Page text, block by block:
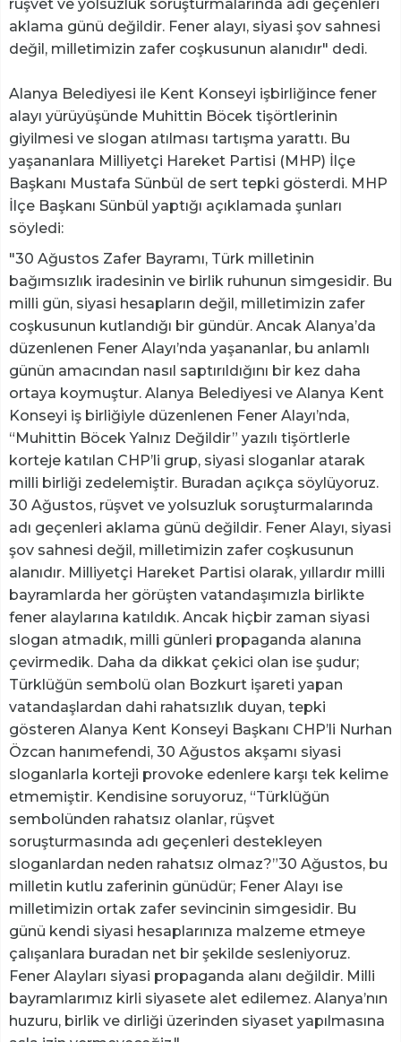
rüşvet ve yolsuzluk soruşturmalarında adı geçenleri
aklama günü değildir. Fener alayı, siyasi şov sahnesi
değil, milletimizin zafer coşkusunun alanıdır" dedi.
Alanya Belediyesi ile Kent Konseyi işbirliğince fener
alayı yürüyüşünde Muhittin Böcek tişörtlerinin
giyilmesi ve slogan atılması tartışma yarattı. Bu
yaşananlara Milliyetçi Hareket Partisi (MHP) İlçe
Başkanı Mustafa Sünbül de sert tepki gösterdi. MHP
İlçe Başkanı Sünbül yaptığı açıklamada şunları
söyledi:
"30 Ağustos Zafer Bayramı, Türk milletinin
bağımsızlık iradesinin ve birlik ruhunun simgesidir. Bu
milli gün, siyasi hesapların değil, milletimizin zafer
coşkusunun kutlandığı bir gündür. Ancak Alanya’da
düzenlenen Fener Alayı’nda yaşananlar, bu anlamlı
günün amacından nasıl saptırıldığını bir kez daha
ortaya koymuştur. Alanya Belediyesi ve Alanya Kent
Konseyi iş birliğiyle düzenlenen Fener Alayı’nda,
“Muhittin Böcek Yalnız Değildir” yazılı tişörtlerle
korteje katılan CHP’li grup, siyasi sloganlar atarak
milli birliği zedelemiştir. Buradan açıkça söylüyoruz.
30 Ağustos, rüşvet ve yolsuzluk soruşturmalarında
adı geçenleri aklama günü değildir. Fener Alayı, siyasi
şov sahnesi değil, milletimizin zafer coşkusunun
alanıdır. Milliyetçi Hareket Partisi olarak, yıllardır milli
bayramlarda her görüşten vatandaşımızla birlikte
fener alaylarına katıldık. Ancak hiçbir zaman siyasi
slogan atmadık, milli günleri propaganda alanına
çevirmedik. Daha da dikkat çekici olan ise şudur;
Türklüğün sembolü olan Bozkurt işareti yapan
vatandaşlardan dahi rahatsızlık duyan, tepki
gösteren Alanya Kent Konseyi Başkanı CHP’li Nurhan
Özcan hanımefendi, 30 Ağustos akşamı siyasi
sloganlarla korteji provoke edenlere karşı tek kelime
etmemiştir. Kendisine soruyoruz, “Türklüğün
sembolünden rahatsız olanlar, rüşvet
soruşturmasında adı geçenleri destekleyen
sloganlardan neden rahatsız olmaz?”30 Ağustos, bu
milletin kutlu zaferinin günüdür; Fener Alayı ise
milletimizin ortak zafer sevincinin simgesidir. Bu
günü kendi siyasi hesaplarınıza malzeme etmeye
çalışanlara buradan net bir şekilde sesleniyoruz.
Fener Alayları siyasi propaganda alanı değildir. Milli
bayramlarımız kirli siyasete alet edilemez. Alanya’nın
huzuru, birlik ve dirliği üzerinden siyaset yapılmasına